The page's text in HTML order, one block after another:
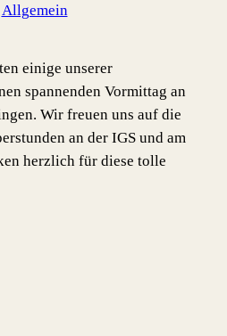
Allgemein
einige unserer
spannenden Vormittag an
Wir freuen uns auf die
an der IGS und am
herzlich für diese tolle